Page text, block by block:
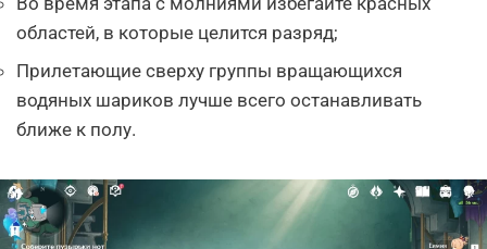
областей, в которые целится разряд;
Прилетающие сверху группы вращающихся
водяных шариков лучше всего останавливать
ближе к полу.